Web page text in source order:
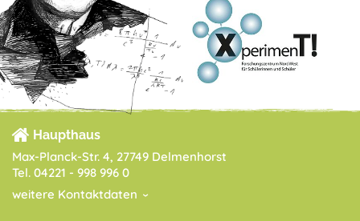
Haupthaus
Max-Planck-Str. 4, 27749 Delmenhorst
Tel. 04221 - 998 996 0
weitere Kontaktdaten